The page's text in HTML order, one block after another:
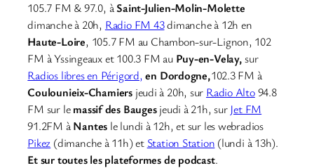
105.7 FM & 97.0, àSaint-Julien-Molin-Molette
dimanche à 20h, Radio FM 43dimanche à 12h en
Haute-Loire, 105.7 FM au Chambon-sur-Lignon, 102
FM à Yssingeaux et 100.3 FM au Puy-en-Velay,sur
Radios libres en Périgord, en Dordogne,102.3 FM à
Coulounieix-Chamiers jeudi à 20h, sur Radio Alto94.8
FM sur lemassif des Baugesjeudi à 21h, sur Jet FM
91.2FM àNantes le lundi à 12h, et sur les webradios
Pikez (dimanche à 11h) et Station Station (lundi à 13h).
Et sur toutes les plateformes de podcast.